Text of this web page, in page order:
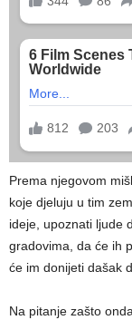
Prema njegovom
koje djeluju u tim
ideje, upoznati ljude
gradovima, da će ih
će im donijeti dašak
Na pitanje zašto